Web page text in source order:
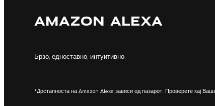
AMAZON ALEXA
Брзо, едноставно, интуитивно.
*Достапноста на Amazon Alexa зависи од пазарот. Проверете кај